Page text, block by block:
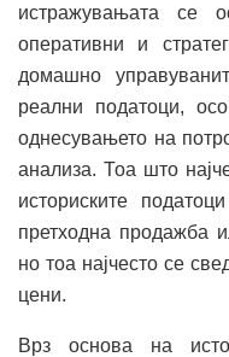
истражувањата се
оперативни и
домашно
реални податоци,
однесувањето на
анализа. Тоа што
историските
претходна продажба
но тоа најчесто се
цени.
Врз основа на